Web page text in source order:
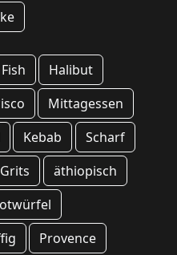
Halibut
Mittagessen
Kebab
Scharf
Grits
äthiopisch
Provence